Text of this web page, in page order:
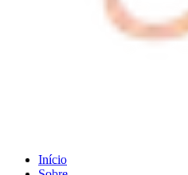
Início